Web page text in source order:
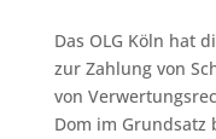
Das OLG Köln hat
zur Zahlung von
von
Dom im Grundsatz